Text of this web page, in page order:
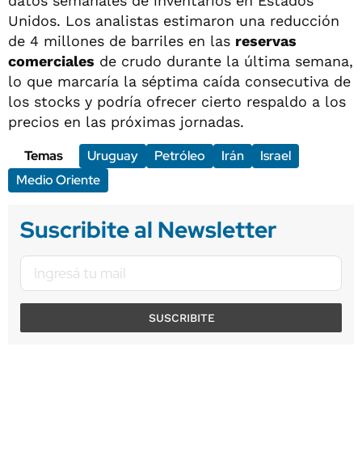
Unidos. Los analistas estimaron una reducción
de 4 millones de barriles en las reservas
comerciales de crudo durante la última semana,
lo que marcaría la séptima caída consecutiva de
los stocks y podría ofrecer cierto respaldo a los
precios en las próximas jornadas.
Temas
Uruguay Petróleo Irán
Israel
Medio Oriente
Suscribite al Newsletter
SUSCRIBITE